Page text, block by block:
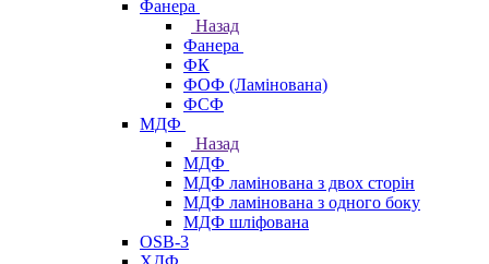
Фанера
Назад
Фанера
ФК
ФОФ (Ламінована)
ФСФ
МДФ
Назад
МДФ
МДФ ламінована з двох сторін
МДФ ламінована з одного боку
МДФ шліфована
OSB-3